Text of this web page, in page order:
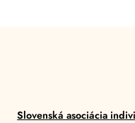
Slovenská asociácia